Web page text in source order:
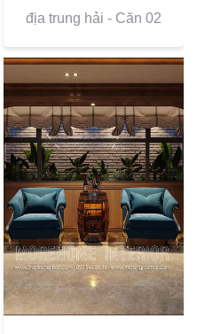
địa trung hải - Căn 02